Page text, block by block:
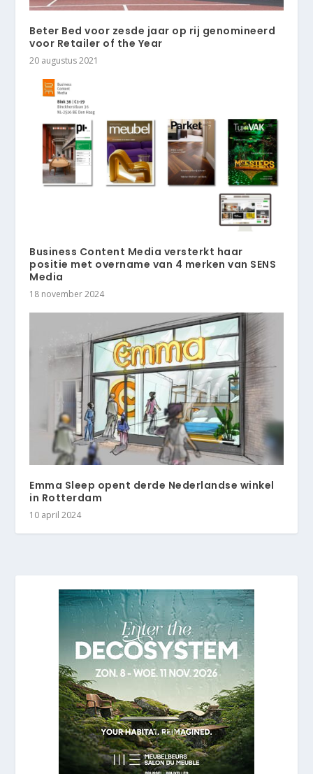
Beter Bed voor zesde jaar op rij genomineerd
voor Retailer of the Year
20 augustus 2021
Business Content Media versterkt haar
positie met overname van 4 merken van SENS
Media
18 november 2024
Emma Sleep opent derde Nederlandse winkel
in Rotterdam
10 april 2024